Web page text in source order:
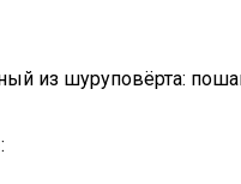
из шуруповёрта: